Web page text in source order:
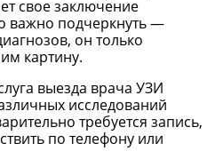
свое заключение
важно подчеркнуть —
он только
картину.
выезда врача УЗИ
исследований
требуется запись,
по телефону или